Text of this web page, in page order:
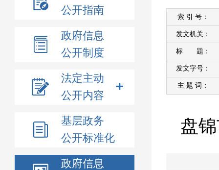
公开指南
政府信息
公开制度
法定主动
公开内容
基层政务
公开标准化
政府信息
索 引 号：
发文机关：
标 题：
发文字号：
主 题 词：
盘